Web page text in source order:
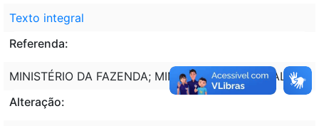
Texto integral
Referenda:
MINISTÉRIO DA FAZENDA; MINISTÉRIO DO TRABALHO
Alteração: